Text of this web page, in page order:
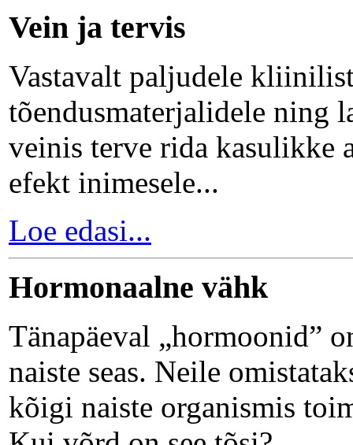
Vein ja tervis
Vastavalt paljudele
tõendusmaterjalidele ning
veinis terve rida
efekt inimesele...
Loe edasi...
Hormonaalne vähk
Tänapäeval „hormoonid”
naiste seas. Neile
kõigi naiste organismis